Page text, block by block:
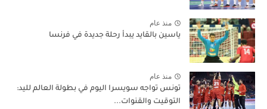
منذ عام
ياسين بالقايد يبدأ رحلة جديدة في فرنسا
منذ عام
تونس تواجه سويسرا اليوم في بطولة العالم لليد:
التوقيت والقنوات...